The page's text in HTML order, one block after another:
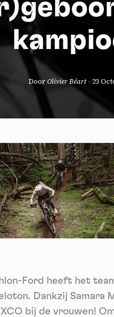
DoorOlivier Béart- 23
Ford heeft het
Dankzij Samara
bij de vrouwen!
met het ontvangen van deze
Aanmelden
Deny all cookies
disallowed -This
Deny